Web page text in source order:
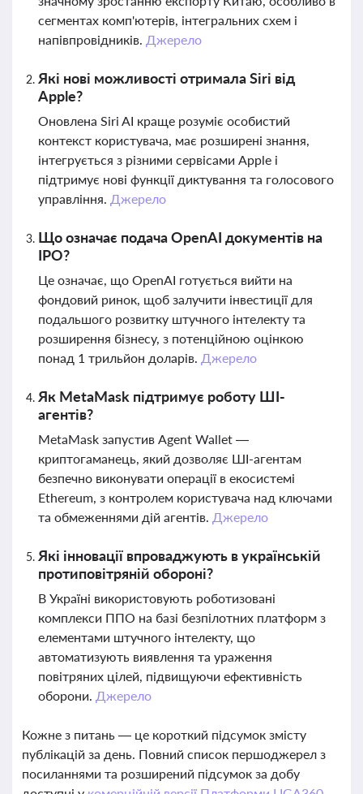
сегментах комп'ютерів, інтегральних схем і
напівпровідників. Джерело
Які нові можливості отримала Siri від
Apple?
Оновлена Siri AI краще розуміє особистий
контекст користувача, має розширені знання,
інтегрується з різними сервісами Apple і
підтримує нові функції диктування та голосового
управління. Джерело
Що означає подача OpenAI документів на
IPO?
Це означає, що OpenAI готується вийти на
фондовий ринок, щоб залучити інвестиції для
подальшого розвитку штучного інтелекту та
розширення бізнесу, з потенційною оцінкою
понад 1 трильйон доларів. Джерело
Як MetaMask підтримує роботу ШІ-
агентів?
MetaMask запустив Agent Wallet —
криптогаманець, який дозволяє ШІ-агентам
безпечно виконувати операції в екосистемі
Ethereum, з контролем користувача над ключами
та обмеженнями дій агентів. Джерело
Які інновації впроваджують в українській
протиповітряній обороні?
В Україні використовують роботизовані
комплекси ППО на базі безпілотних платформ з
елементами штучного інтелекту, що
автоматизують виявлення та ураження
повітряних цілей, підвищуючи ефективність
оборони. Джерело
Кожне з питань — це короткий підсумок змісту
публікацій за день. Повний список першоджерел з
посиланнями та розширений підсумок за добу